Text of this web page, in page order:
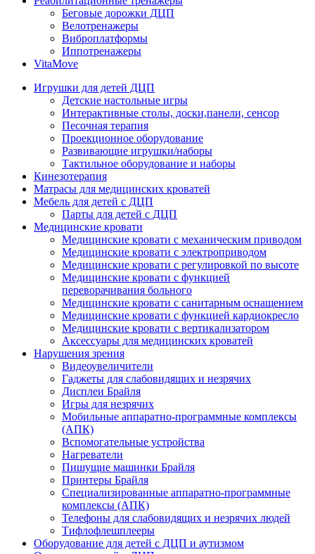
Беговые дорожки ДЦП
Велотренажеры
Виброплатформы
Иппотренажеры
VitaMove
Игрушки для детей ДЦП
Детские настольные игры
Интерактивные столы, доски,панели, сенсор
Песочная терапия
Проекционное оборудование
Развивающие игрушки/наборы
Тактильное оборудование и наборы
Кинезотерапия
Матрасы для медицинских кроватей
Мебель для детей с ДЦП
Парты для детей с ДЦП
Медицинские кровати
Медицинские кровати с механическим приводом
Медицинские кровати с электроприводом
Медицинские кровати с регулировкой по высоте
Медицинские кровати с функцией
переворачивания больного
Медицинские кровати с санитарным оснащением
Медицинские кровати с функцией кардиокресло
Медицинские кровати с вертикализатором
Аксессуары для медицинских кроватей
Нарушения зрения
Видеоувеличители
Гаджеты для слабовидящих и незрячих
Дисплеи Брайля
Игры для незрячих
Мобильные аппаратно-программные комплексы
(АПК)
Вспомогательные устройства
Нагреватели
Пишущие машинки Брайля
Принтеры Брайля
Специализированные аппаратно-программные
комплексы (АПК)
Телефоны для слабовидящих и незрячих людей
Тифлофлешплееры
Оборудование для детей с ДЦП и аутизмом